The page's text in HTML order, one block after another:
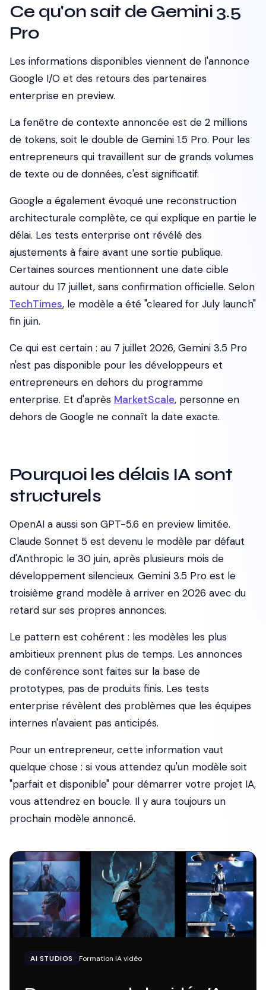
Ce qu'on sait de Gemini 3.5
Pro
Les informations disponibles viennent de l'annonce
Google I/O et des retours des partenaires
enterprise en preview.
La fenêtre de contexte annoncée est de 2 millions
de tokens, soit le double de Gemini 1.5 Pro. Pour les
entrepreneurs qui travaillent sur de grands volumes
de texte ou de données, c'est significatif.
Google a également évoqué une reconstruction
architecturale complète, ce qui explique en partie le
délai. Les tests enterprise ont révélé des
ajustements à faire avant une sortie publique.
Certaines sources mentionnent une date cible
autour du 17 juillet, sans confirmation officielle. Selon
TechTimes, le modèle a été "cleared for July launch"
fin juin.
Ce qui est certain : au 7 juillet 2026, Gemini 3.5 Pro
n'est pas disponible pour les développeurs et
entrepreneurs en dehors du programme
enterprise. Et d'après MarketScale, personne en
dehors de Google ne connaît la date exacte.
Pourquoi les délais IA sont
structurels
OpenAI a aussi son GPT-5.6 en preview limitée.
Claude Sonnet 5 est devenu le modèle par défaut
d'Anthropic le 30 juin, après plusieurs mois de
développement silencieux. Gemini 3.5 Pro est le
troisième grand modèle à arriver en 2026 avec du
retard sur ses propres annonces.
Le pattern est cohérent : les modèles les plus
ambitieux prennent plus de temps. Les annonces
de conférence sont faites sur la base de
prototypes, pas de produits finis. Les tests
enterprise révèlent des problèmes que les équipes
internes n'avaient pas anticipés.
Pour un entrepreneur, cette information vaut
quelque chose : si vous attendez qu'un modèle soit
"parfait et disponible" pour démarrer votre projet IA,
vous attendrez en boucle. Il y aura toujours un
prochain modèle annoncé.
AI STUDIOS Formation IA vidéo